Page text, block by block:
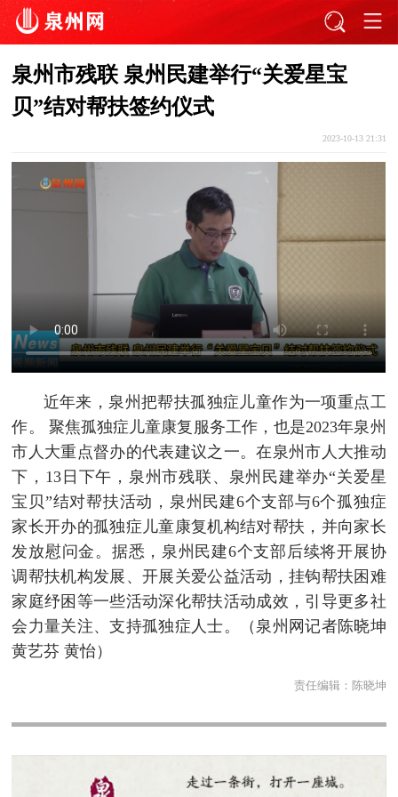
泉州市残联 泉州民建举行“关爱星宝
贝”结对帮扶签约仪式
2023-10-13 21:31
近年来，泉州把帮扶孤独症儿童作为一项重点工
作。 聚焦孤独症儿童康复服务工作，也是2023年泉州
市人大重点督办的代表建议之一。在泉州市人大推动
下，13日下午，泉州市残联、泉州民建举办“关爱星
宝贝”结对帮扶活动，泉州民建6个支部与6个孤独症
家长开办的孤独症儿童康复机构结对帮扶，并向家长
发放慰问金。据悉，泉州民建6个支部后续将开展协
调帮扶机构发展、开展关爱公益活动，挂钩帮扶困难
家庭纾困等一些活动深化帮扶活动成效，引导更多社
会力量关注、支持孤独症人士。
（泉州网记者陈晓坤
黄艺芬 黄怡）
责任编辑： 陈晓坤